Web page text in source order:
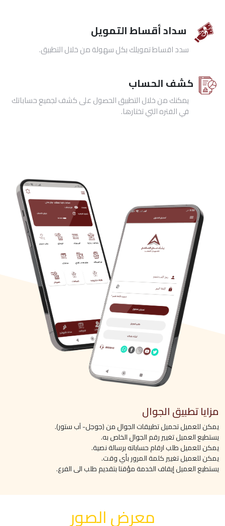
سداد أقساط التمويل
سدد اقساط تمويلك بكل سهولة من خلال التطبيق.
كشف الحساب
يمكنك من خلال التطبيق الحصول على كشف لجميع حساباتك
في الفتره التي تختارها.
مزايا تطبيق الجوال
يمكن للعميل تحميل تطبيقات الجوال من (جوجل- آب ستور).
يستطيع العميل تغيير رقم الجوال الخاص به.
يمكن للعميل طلب ارقام حساباته برسالة نصية.
يمكن للعميل تغيير كلمة المرور بأي وقت.
يستطيع العميل إيقاف الخدمة مؤقتا بتقديم طلب الى الفرع.
معرض الصور